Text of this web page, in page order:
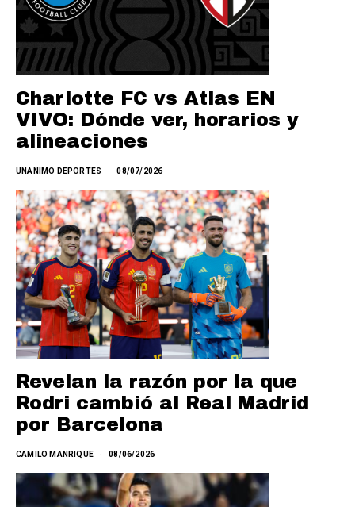
Charlotte FC vs Atlas EN
VIVO: Dónde ver, horarios y
alineaciones
UNANIMO DEPORTES 08/07/2026
Revelan la razón por la que
Rodri cambió al Real Madrid
por Barcelona
CAMILO MANRIQUE 08/06/2026